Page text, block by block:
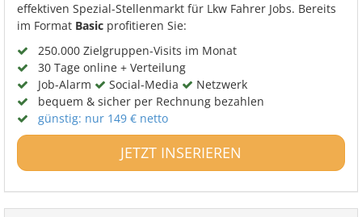
effektiven Spezial-Stellenmarkt für Lkw Fahrer Jobs. Bereits
im Format Basic profitieren Sie:
250.000 Zielgruppen-Visits im Monat
30 Tage online + Verteilung
Job-Alarm
Social-Media
Netzwerk
bequem & sicher per Rechnung bezahlen
günstig: nur 149 € netto
JETZT INSERIEREN